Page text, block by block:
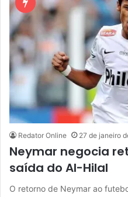
Redator Online 27 de janeiro
Neymar negocia
saída do Al-Hilal
O retorno de Neymar ao